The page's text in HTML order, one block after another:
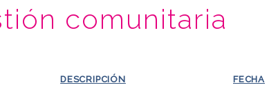
comunitaria
DESCRIPCIÓN FECHA